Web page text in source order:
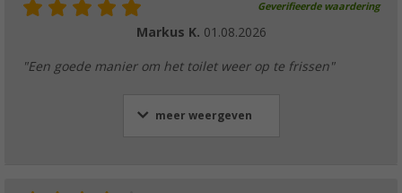
Geverifieerde waardering
Markus K. 01.08.2026
"Een goede manier om het toilet weer op te frissen"
meer weergeven